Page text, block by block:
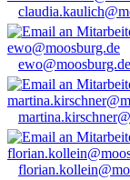
ewo@moosburg.de